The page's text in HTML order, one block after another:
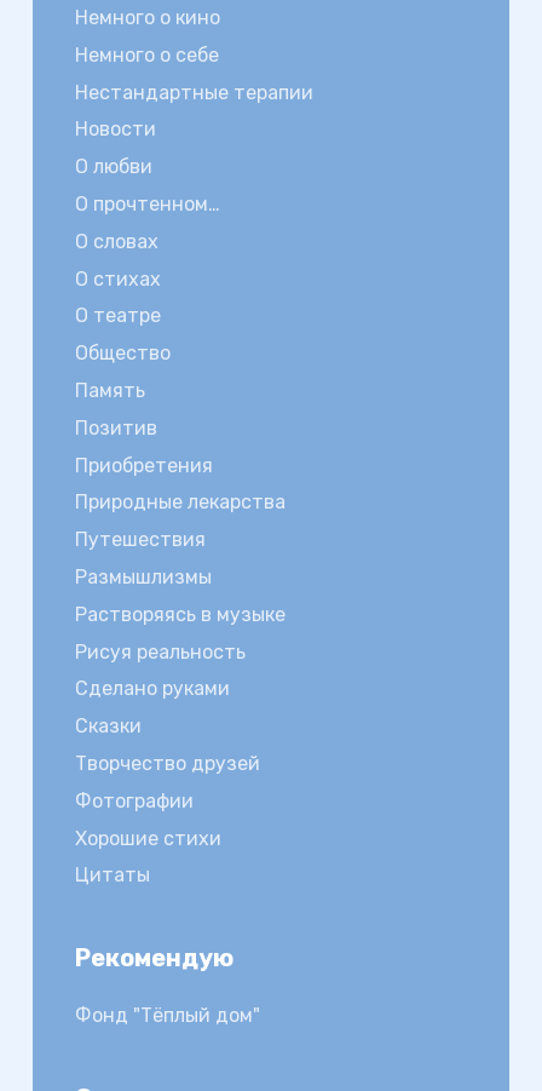
Немного о кино
Немного о себе
Нестандартные терапии
Новости
О любви
О прочтенном…
О словах
О стихах
О театре
Общество
Память
Позитив
Приобретения
Природные лекарства
Путешествия
Размышлизмы
Растворяясь в музыке
Рисуя реальность
Сделано руками
Сказки
Творчество друзей
Фотографии
Хорошие стихи
Цитаты
Рекомендую
Фонд "Тёплый дом"